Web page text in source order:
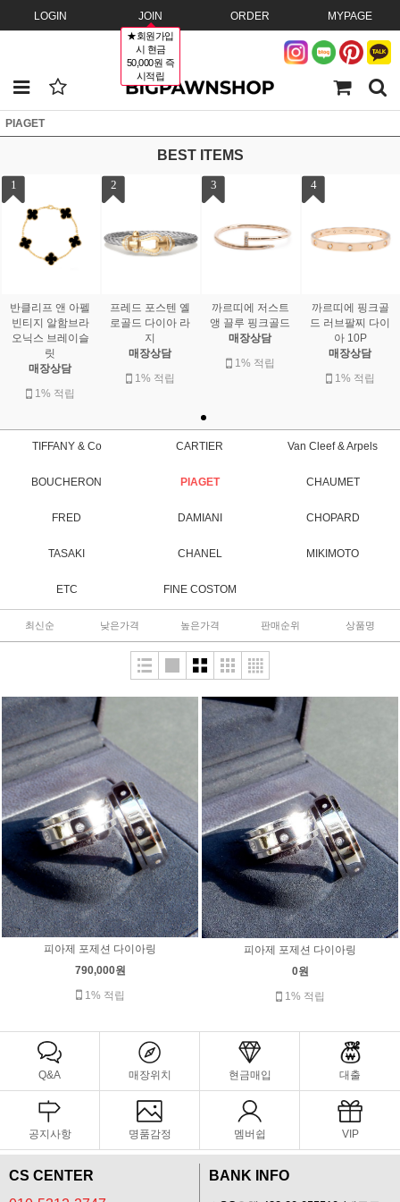
LOGIN JOIN
★회원가입
시 현금
50,000원 즉
시적립
ORDER MYPAGE
PIAGET
BEST ITEMS
1
반클리프 앤 아펠
빈티지 알함브라
오닉스 브레이슬
릿
매장상담
1% 적립
2
프레드 포스텐 옐
로골드 다이아 라
지
매장상담
1% 적립
3
까르띠에 저스트
앵 끌루 핑크골드
매장상담
1% 적립
4
까르띠에 핑크골
드 러브팔찌 다이
아 10P
매장상담
1% 적립
TIFFANY & Co CARTIER Van Cleef & Arpels
BOUCHERON PIAGET CHAUMET
FRED DAMIANI CHOPARD
TASAKI CHANEL MIKIMOTO
ETC FINE COSTOM
최신순 낮은가격 높은가격 판매순위 상품명
피아제 포제션 다이아링
790,000원
1% 적립
피아제 포제션 다이아링
0원
1% 적립
Q&A 매장위치 현금매입 대출
공지사항 명품감정 멤버쉽 VIP
CS CENTER
BANK INFO